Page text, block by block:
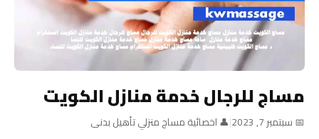
مساج للرجال خدمة منازل الكويت
📅 سبتمبر 7, 2023 |👤 اخصائية مساج منزلي تأهيل بدنى